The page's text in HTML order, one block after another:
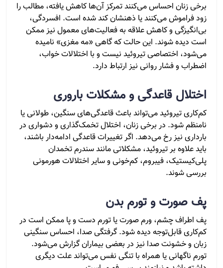
برخی زنان احساس می‌کنند تمرکز آن‌ها کاهش یافته، مطالب را
زود فراموش می‌کنند یا ذهنشان کند شده است. افسردگی،
بی‌انگیزگی و کاهش علاقه به فعالیت‌های معمول نیز ممکن
است دیده شوند. این حالت که گاهی «مه مغزی» نامیده
می‌شود، اختصاصی تیروئید نیست و با اختلالات خواب،
اضطراب و فشار روانی نیز ارتباط دارد.
اختلال قاعدگی و مشکلات باروری
کم‌کاری تیروئید می‌تواند باعث قاعدگی‌های سنگین، طولانی یا
نامنظم شود. در برخی زنان، اختلال تخمک‌گذاری و دشواری در
بارداری نیز رخ می‌دهد. اگر تغییرات قاعدگی ادامه‌دار باشند،
باید علاوه بر تیروئید، مشکلاتی مانند سندرم تخمدان
پلی‌کیستیک، فیبروم، کم‌خونی و سایر اختلالات هورمونی
بررسی شوند.
پف صورت و تورم بدن
پف اطراف چشم، ورم صورت یا تورم دست و پا ممکن است در
کم‌کاری قابل‌توجه دیده شود. گرفتگی صدا، احساس سنگینی
زبان و خشونت صدا نیز در بعضی بیماران گزارش می‌شود.
تورم ناگهانی یا همراه با تنگی نفس می‌تواند علت دیگری